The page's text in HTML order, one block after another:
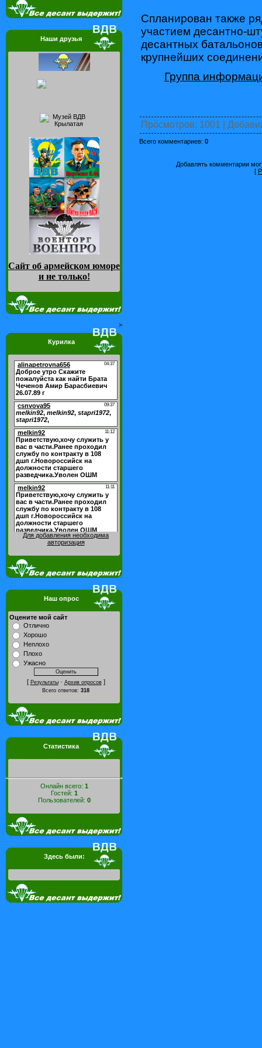
Наши друзья
Сайт об армейском юморе
и не только!
>
Курилка
Для добавления необходима
авторизация
Наш опрос
Оцените мой сайт
Отлично
Хорошо
Неплохо
Плохо
Ужасно
[ Результаты· Архив опросов]
Всего ответов: 318
Статистика
Онлайн всего: 1
Гостей: 1
Пользователей: 0
Здесь были:
Спланирован также
участием десантно-
десантных
крупнейших
Группа
Просмотров: 1001 |
Всего комментариев: 0
Добавлять комментарии
[